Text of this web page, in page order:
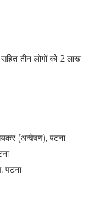
तीन लोगों को 2 लाख
(अन्वेषण), पटना
पटना